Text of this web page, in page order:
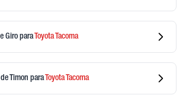
Giro paraToyotaTacoma
Timon paraToyotaTacoma